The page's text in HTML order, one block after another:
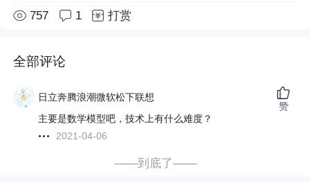
757 1 打赏
全部评论
日立奔腾浪潮微软松下联想
主要是数学模型吧，技术上有什么难度？
2021-04-06
赞
——到底了——